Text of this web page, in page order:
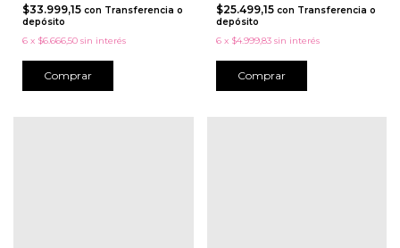
$33.999,15 con Transferencia o
depósito
6 x $6.666,50 sin interés
Comprar
$25.499,15 con Transferencia o
depósito
6 x $4.999,83 sin interés